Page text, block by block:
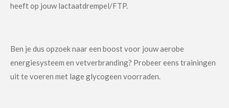
heeft op jouw lactaatdrempel/FTP.
Ben je dus opzoek naar een boost voor jouw aerobe
energiesysteem en vetverbranding? Probeer eens trainingen
uit te voeren met lage glycogeen voorraden.